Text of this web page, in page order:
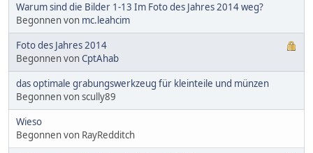
Warum sind die Bilder 1-13 Im Foto des Jahres 2014 weg?
Begonnen von mc.leahcim
Foto des Jahres 2014
Begonnen vonCptAhab
das optimale grabungswerkzeug für kleinteile und münzen
Begonnen von scully89
Wieso
Begonnen von RayRedditch